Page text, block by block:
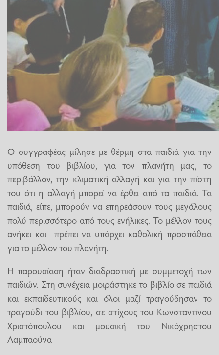
Ο συγγραφέας μίλησε με θέρμη στα παιδιά για την
υπόθεση του βιβλίου, για τον πλανήτη μας, το
περιβάλλον, την κλιματική αλλαγή και για την πίστη
του ότι η αλλαγή μπορεί να έρθει από τα παιδιά. Τα
παιδιά, είπε, μπορούν να επηρεάσουν τους μεγάλους
πολύ περισσότερο από τους ενήλικες. Το μέλλον τους
ανήκει και πρέπει να υπάρχει καθολική προσπάθεια
για το μέλλον του πλανήτη.
Η παρουσίαση ήταν διαδραστική με συμμετοχή των
παιδιών. Στη συνέχεια μοιράστηκε το βιβλίο σε παιδιά
και εκπαιδευτικούς και όλοι μαζί τραγούδησαν το
τραγούδι του βιβλίου, σε στίχους του Κωνσταντίνου
Χριστόπουλου και μουσική του Νικόχρηστου
Λαμπαούνα